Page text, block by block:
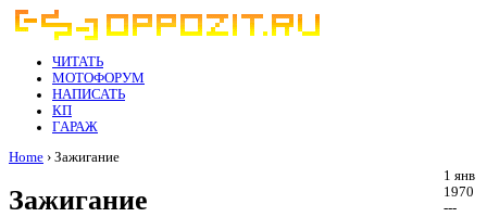
ЧИТАТЬ
МОТОФОРУМ
НАПИСАТЬ
КП
ГАРАЖ
Home › Зажигание
Зажигание
1 янв
1970
---